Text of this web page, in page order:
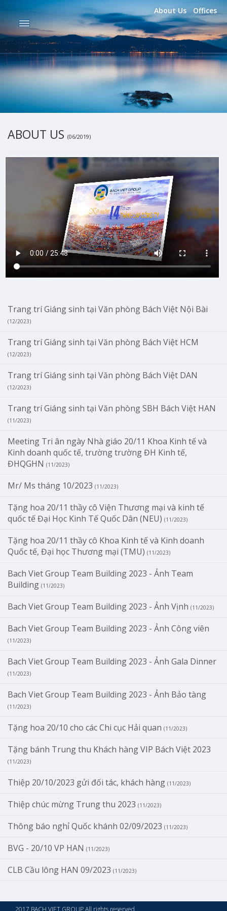
About Us Offices
ABOUT US (06/2019)
Trang trí Giáng sinh tại Văn phòng Bách Việt Nội Bài
(12/2023)
Trang trí Giáng sinh tại Văn phòng Bách Việt HCM
(12/2023)
Trang trí Giáng sinh tại Văn phòng Bách Việt DAN
(12/2023)
Trang trí Giáng sinh tại Văn phòng SBH Bách Việt HAN
(11/2023)
Meeting Tri ân ngày Nhà giáo 20/11 Khoa Kinh tế và
Kinh doanh quốc tế, trường trường ĐH Kinh tế,
ĐHQGHN (11/2023)
Mr/ Ms tháng 10/2023 (11/2023)
Tặng hoa 20/11 thầy cô Viện Thương mại và kinh tế
quốc tế Đại Học Kinh Tế Quốc Dân (NEU) (11/2023)
Tặng hoa 20/11 thầy cô Khoa Kinh tế và Kinh doanh
Quốc tế, Đại học Thương mại (TMU) (11/2023)
Bach Viet Group Team Building 2023 - Ảnh Team
Building (11/2023)
Bach Viet Group Team Building 2023 - Ảnh Vịnh (11/2023)
Bach Viet Group Team Building 2023 - Ảnh Công viên
(11/2023)
Bach Viet Group Team Building 2023 - Ảnh Gala Dinner
(11/2023)
Bach Viet Group Team Building 2023 - Ảnh Bảo tàng
(11/2023)
Tặng hoa 20/10 cho các Chi cục Hải quan (11/2023)
Tặng bánh Trung thu Khách hàng VIP Bách Việt 2023
(11/2023)
Thiệp 20/10/2023 gửi đối tác, khách hàng (11/2023)
Thiệp chúc mừng Trung thu 2023 (11/2023)
Thông báo nghỉ Quốc khánh 02/09/2023 (11/2023)
BVG - 20/10 VP HAN (11/2023)
CLB Cầu lông HAN 09/2023 (11/2023)
2017 BACH VIET GROUP All rights reserved